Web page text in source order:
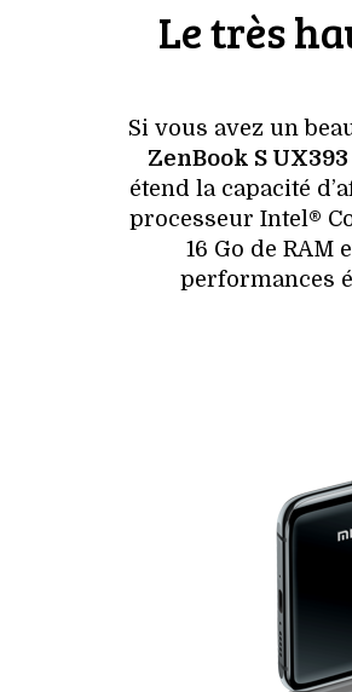
Le très
Si vous avez un
ZenBook S UX393
étend la capacité
processeur Intel®
16 Go de RAM
performances